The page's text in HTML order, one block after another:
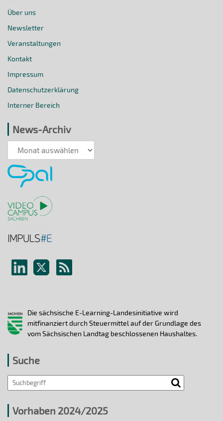
Über uns
Newsletter
Veranstaltungen
Kontakt
Impressum
Datenschutzerklärung
Interner Bereich
News-Archiv
News-
Archiv
Die sächsische E-Learning-Landesinitiative wird
mitfinanziert durch Steuermittel auf der Grundlage des
vom Sächsischen Landtag beschlossenen Haushaltes.
Suche
Vorhaben 2024/2025